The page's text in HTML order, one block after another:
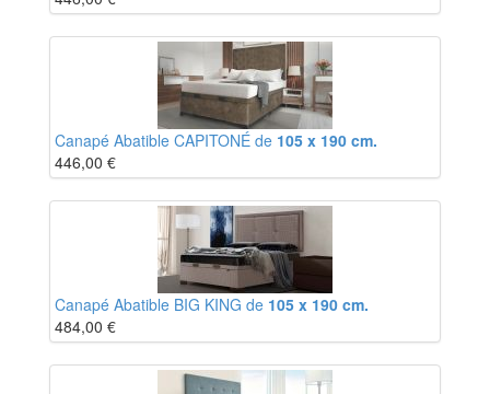
Canapé Abatible CAPITONÉ de 105 x 190 cm.
446,00 €
Canapé Abatible BIG KING de 105 x 190 cm.
484,00 €